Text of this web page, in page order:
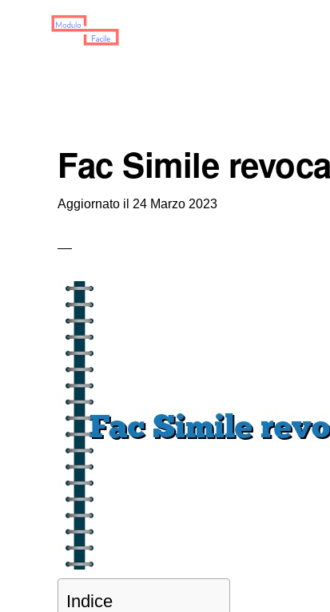
Fac Simile
Aggiornato il 24 Marzo 2023
Indice